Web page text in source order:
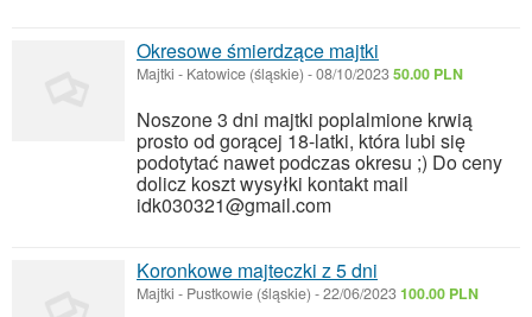
Okresowe śmierdzące majtki
Majtki - Katowice (śląskie) -08/10/202350.00 PLN
Noszone 3 dni majtki poplalmione krwią
prosto od gorącej 18-latki, która lubi się
podotytać nawet podczas okresu ;) Do ceny
dolicz koszt wysyłki kontakt mail
idk030321@gmail.com
Koronkowe majteczki z 5 dni
Majtki - Pustkowie (śląskie) -22/06/2023100.00 PLN